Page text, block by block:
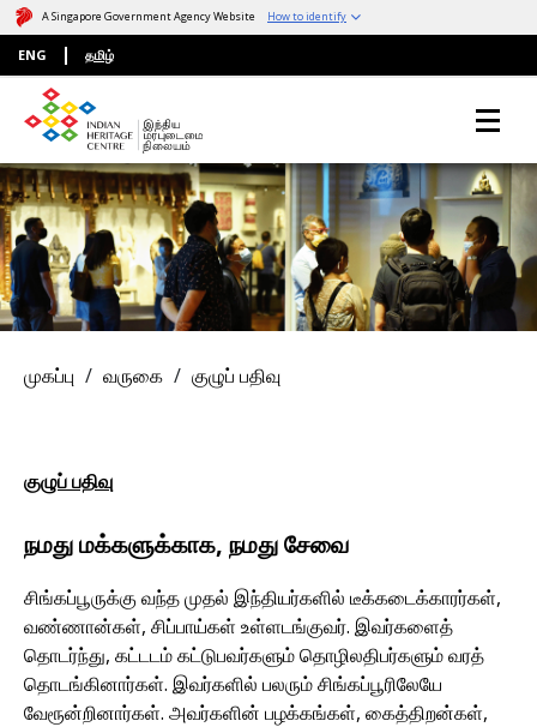
A Singapore Government Agency Website How to identify
ENG தமிழ்
முகப்பு வருகை குழுப் பதிவு
குழுப் பதிவு
நமது மக்களுக்காக, நமது சேவை
சிங்கப்பூருக்கு வந்த முதல் இந்தியர்களில் டீக்கடைக்காரர்கள்,
வண்ணான்கள், சிப்பாய்கள் உள்ளடங்குவர். இவர்களைத்
தொடர்ந்து, கட்டடம் கட்டுபவர்களும் தொழிலதிபர்களும் வரத்
தொடங்கினார்கள். இவர்களில் பலரும் சிங்கப்பூரிலேயே
வேரூன்றினார்கள். அவர்களின் பழக்கங்கள், கைத்திறன்கள்,